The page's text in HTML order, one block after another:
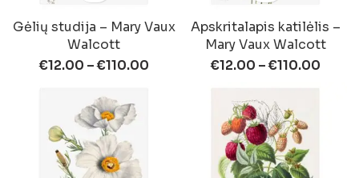
Gėlių studija – Mary Vaux
Walcott
€12.00 –€110.00
Apskritalapis katilėlis –
Mary Vaux Walcott
€12.00 –€110.00